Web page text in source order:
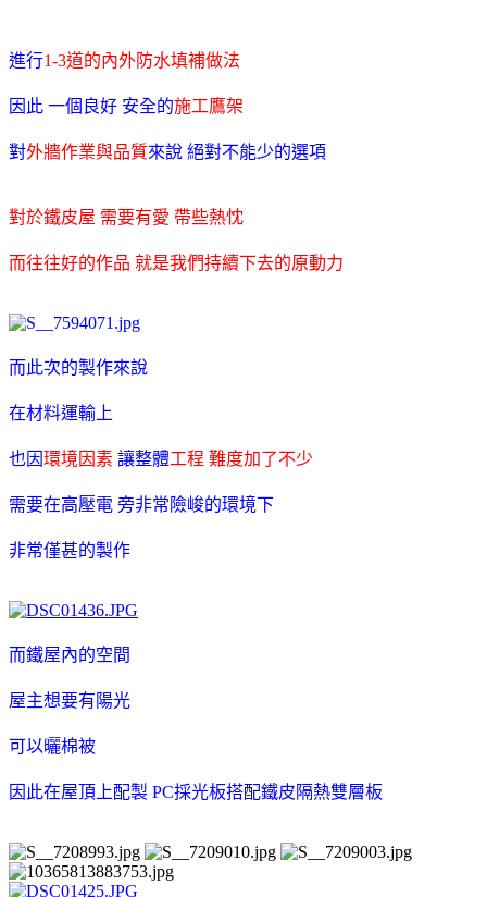
進行1-3道的內外防水填補做法
因此 一個良好 安全的施工鷹架
對外牆作業與品質來說 絕對不能少的選項
對於鐵皮屋 需要有愛 帶些熱忱
而往往好的作品 就是我們持續下去的原動力
而此次的製作來說
在材料運輸上
也因環境因素 讓整體工程 難度加了不少
需要在高壓電 旁非常險峻的環境下
非常僅甚的製作
而鐵屋內的空間
屋主想要有陽光
可以曬棉被
因此在屋頂上配製 PC採光板搭配鐵皮隔熱雙層板